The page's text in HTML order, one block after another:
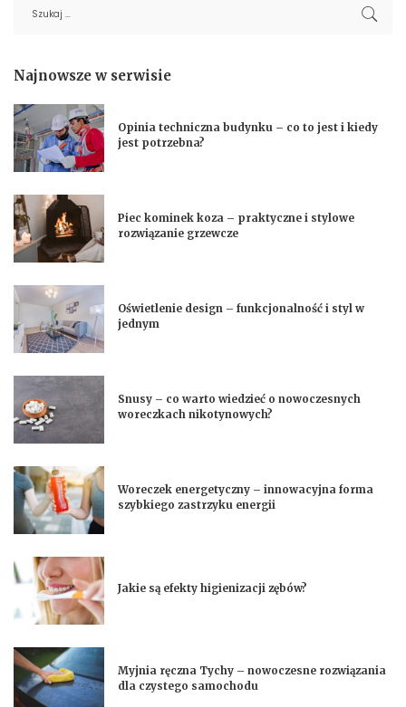
Najnowsze w serwisie
Opinia techniczna budynku – co to jest i kiedy
jest potrzebna?
Piec kominek koza – praktyczne i stylowe
rozwiązanie grzewcze
Oświetlenie design – funkcjonalność i styl w
jednym
Snusy – co warto wiedzieć o nowoczesnych
woreczkach nikotynowych?
Woreczek energetyczny – innowacyjna forma
szybkiego zastrzyku energii
Jakie są efekty higienizacji zębów?
Myjnia ręczna Tychy – nowoczesne rozwiązania
dla czystego samochodu